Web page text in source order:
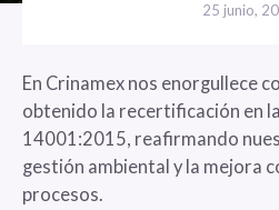
25 junio,
En Crinamex nos enorgullece
obtenido la recertificación en
14001:2015, reafirmando
gestión ambiental y la mejora
procesos.